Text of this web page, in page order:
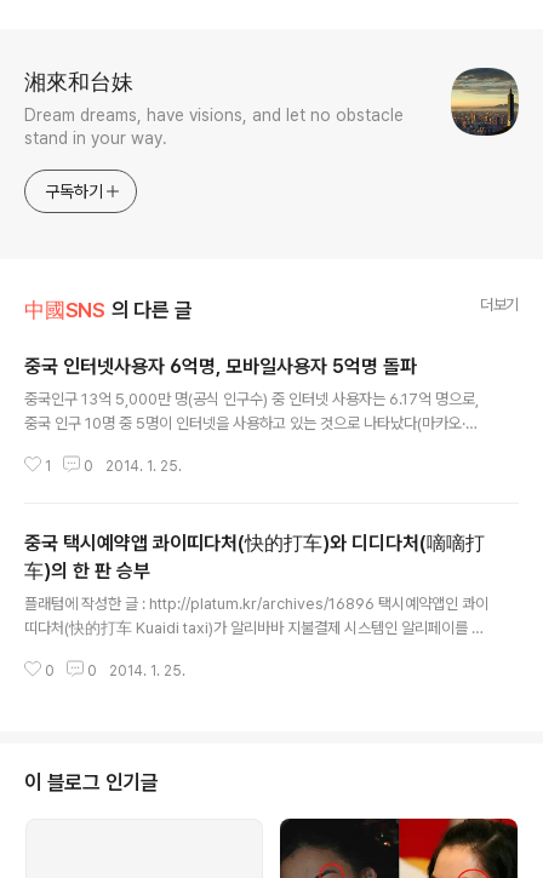
湘來和台妹
Dream dreams, have visions, and let no obstacle
stand in your way.
구독하기
中國SNS 의 다른 글 더보기
중국 인터넷사용자 6억명, 모바일사용자 5억명 돌파
중국인구 13억 5,000만 명(공식 인구수) 중 인터넷 사용자는 6.17억 명으로,
중국 인구 10명 중 5명이 인터넷을 사용하고 있는 것으로 나타났다(마카오·홍
어김없이 지난 1월 16일, CNNIC (중국인터넷데이타센타 中国互联网络信
45.8%에 이른것으로 나타났다. 지난 1년 동안 새로 늘어난 중국 인터넷 사용
자 수도 우리나라 전체 인구수보다 많은 5,358만 명이었다. 중국 대륙 내 인터
넷 보급률이 상승한 요인으로는 중국 정부가 내놓은 정보화 추진 정책과 기간
망..
1 0 2014. 1. 25.
중국 택시예약앱 콰이띠다처(快的打车)와 디디다처(嘀嘀打
车)의 한 판 승부
플래텀에 작성한 글 : http://platum.kr/archives/16896 택시예약앱인 콰이
띠다처(快的打车 Kuaidi taxi)가 알리바바 지불결제 시스템인 알리페이를 통
를 기반하여 화동지역, 즉 중국 남부지방에서 강세를 보이고 있으며, 작년 201
다. 현재 중국에서 2,300만 사용자가 활용하고 있으며 일일 약 30만회의 실적
을 보이고 있는 상황이다. 사용자는 콰이디다처 앱이 스마트폰에 설치..
0 0 2014. 1. 25.
이 블로그 인기글